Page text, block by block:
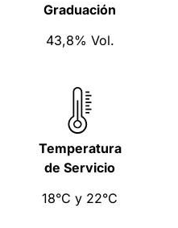
Graduación
43,8% Vol.
Temperatura
de Servicio
18°C y 22°C